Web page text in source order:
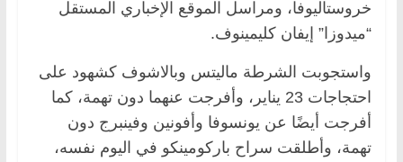
خروستاليوفا، ومراسل الموقع الإخباري المستقل
“ميدوزا” إيفان كليمينوف.
واستجوبت الشرطة ماليتس وبالاشوف كشهود على
احتجاجات 23 يناير، وأفرجت عنهما دون تهمة، كما
أفرجت أيضًا عن يونسوفا وأفونين وفينبرج دون
تهمة، وأطلقت سراح باركومينكو في اليوم نفسه،